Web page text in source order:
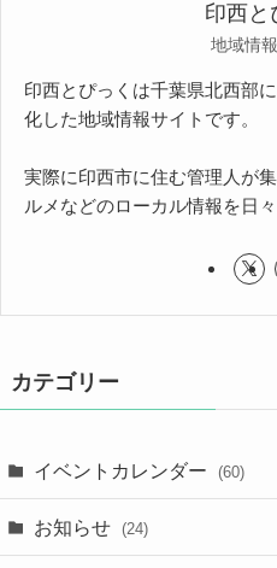
印西と
地域情
印西とぴっくは千葉県北西部
化した地域情報サイトです。
実際に印西市に住む管理人が
ルメなどのローカル情報を日
カテゴリー
イベントカレンダー (60)
お知らせ (24)